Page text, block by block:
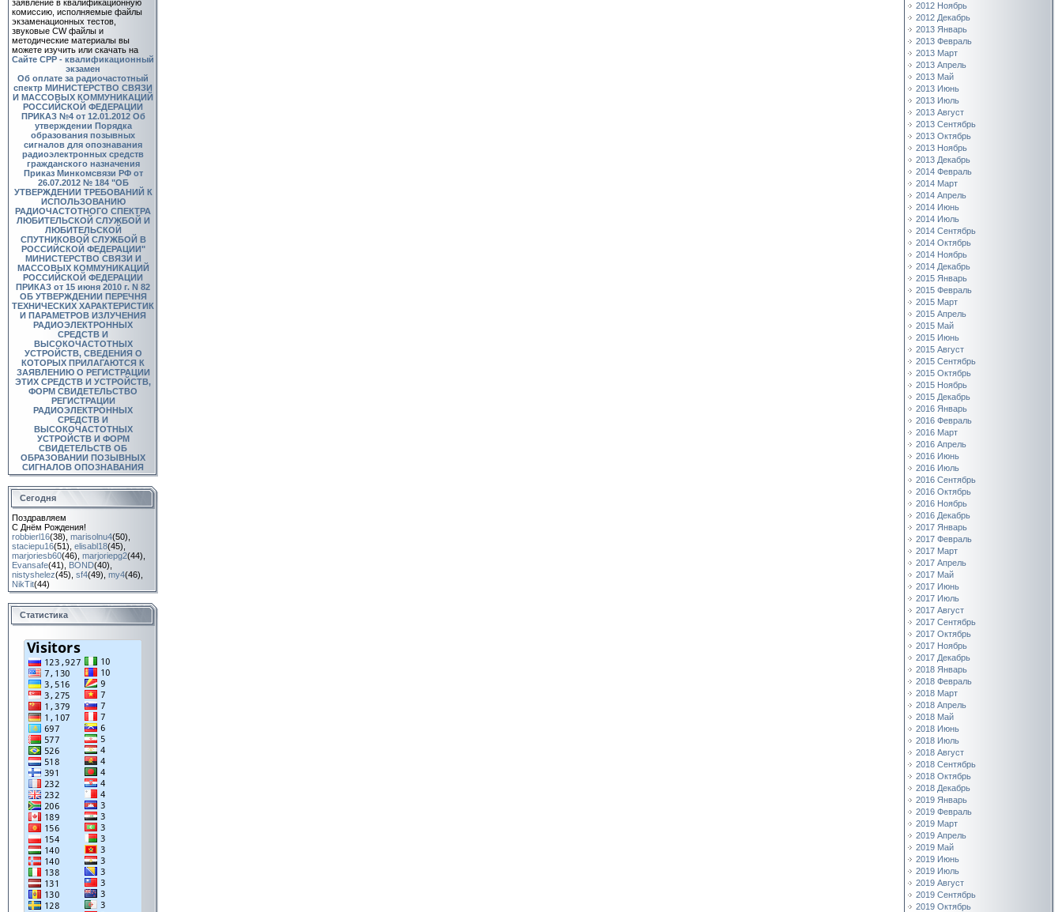
заявление в квалификационную
комиссию, исполняемые файлы
экзаменационных тестов,
звуковые CW файлы и
методические материалы вы
можете изучить или скачать на
Сайте СРР - квалификационный
экзамен
Об оплате за радиочастотный
спектр МИНИСТЕРСТВО СВЯЗИ
И МАССОВЫХ КОММУНИКАЦИЙ
РОССИЙСКОЙ ФЕДЕРАЦИИ
ПРИКАЗ №4 от 12.01.2012 Об
утверждении Порядка
образования позывных
сигналов для опознавания
радиоэлектронных средств
гражданского назначения
Приказ Минкомсвязи РФ от
26.07.2012 № 184 "ОБ
УТВЕРЖДЕНИИ ТРЕБОВАНИЙ К
ИСПОЛЬЗОВАНИЮ
РАДИОЧАСТОТНОГО СПЕКТРА
ЛЮБИТЕЛЬСКОЙ СЛУЖБОЙ И
ЛЮБИТЕЛЬСКОЙ
СПУТНИКОВОЙ СЛУЖБОЙ В
РОССИЙСКОЙ ФЕДЕРАЦИИ"
МИНИСТЕРСТВО СВЯЗИ И
МАССОВЫХ КОММУНИКАЦИЙ
РОССИЙСКОЙ ФЕДЕРАЦИИ
ПРИКАЗ от 15 июня 2010 г. N 82
ОБ УТВЕРЖДЕНИИ ПЕРЕЧНЯ
ТЕХНИЧЕСКИХ ХАРАКТЕРИСТИК
И ПАРАМЕТРОВ ИЗЛУЧЕНИЯ
РАДИОЭЛЕКТРОННЫХ
СРЕДСТВ И
ВЫСОКОЧАСТОТНЫХ
УСТРОЙСТВ, СВЕДЕНИЯ О
КОТОРЫХ ПРИЛАГАЮТСЯ К
ЗАЯВЛЕНИЮ О РЕГИСТРАЦИИ
ЭТИХ СРЕДСТВ И УСТРОЙСТВ,
ФОРМ СВИДЕТЕЛЬСТВО
РЕГИСТРАЦИИ
РАДИОЭЛЕКТРОННЫХ
СРЕДСТВ И
ВЫСОКОЧАСТОТНЫХ
УСТРОЙСТВ И ФОРМ
СВИДЕТЕЛЬСТВ ОБ
ОБРАЗОВАНИИ ПОЗЫВНЫХ
СИГНАЛОВ ОПОЗНАВАНИЯ
Сегодня
Поздравляем
С Днём Рождения!
robbierl16(38) marisolnu4(50)
staciepu16(51) elisabl18(45)
marjoriesb60(46) marjoriepg2(44)
Evansafe(41) BOND(40)
nistyshelez(45) sf4(49) my4(46)
NikTit(44)
Статистика
2012 Ноябрь
2012 Декабрь
2013 Январь
2013 Февраль
2013 Март
2013 Апрель
2013 Май
2013 Июнь
2013 Июль
2013 Август
2013 Сентябрь
2013 Октябрь
2013 Ноябрь
2013 Декабрь
2014 Февраль
2014 Март
2014 Апрель
2014 Июнь
2014 Июль
2014 Сентябрь
2014 Октябрь
2014 Ноябрь
2014 Декабрь
2015 Январь
2015 Февраль
2015 Март
2015 Апрель
2015 Май
2015 Июнь
2015 Август
2015 Сентябрь
2015 Октябрь
2015 Ноябрь
2015 Декабрь
2016 Январь
2016 Февраль
2016 Март
2016 Апрель
2016 Июнь
2016 Июль
2016 Сентябрь
2016 Октябрь
2016 Ноябрь
2016 Декабрь
2017 Январь
2017 Февраль
2017 Март
2017 Апрель
2017 Май
2017 Июнь
2017 Июль
2017 Август
2017 Сентябрь
2017 Октябрь
2017 Ноябрь
2017 Декабрь
2018 Январь
2018 Февраль
2018 Март
2018 Апрель
2018 Май
2018 Июнь
2018 Июль
2018 Август
2018 Сентябрь
2018 Октябрь
2018 Декабрь
2019 Январь
2019 Февраль
2019 Март
2019 Апрель
2019 Май
2019 Июнь
2019 Июль
2019 Август
2019 Сентябрь
2019 Октябрь